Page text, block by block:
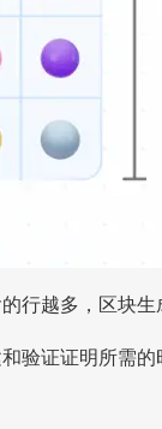
行越多，区块
验证证明所需